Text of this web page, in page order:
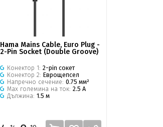
Hama Mains Cable, Euro Plug -
2-Pin Socket (Double Groove)
Конектор 1: 2-pin сокет
Конектор 2: Еврощепсел
Напречно сечение: 0.75 мм²
Мах големина на ток: 2.5 A
Дължина: 1.5 м